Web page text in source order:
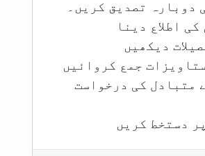
دوبارہ تصدیق کریں۔
اطلاع دینا
دیکھیں
جمع کروائیں
متبادل کی درخواست
دستخط کریں